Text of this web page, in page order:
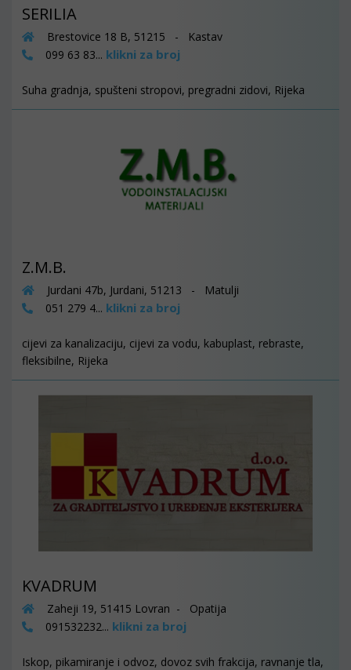
SERILIA
Brestovice 18 B, 51215 - Kastav
099 63 83... klikni za broj
Suha gradnja, spušteni stropovi, pregradni zidovi, Rijeka
Z.M.B.
Jurdani 47b, Jurdani, 51213 - Matulji
051 279 4... klikni za broj
cijevi za kanalizaciju, cijevi za vodu, kabuplast, rebraste,
fleksibilne, Rijeka
KVADRUM
Zaheji 19, 51415 Lovran - Opatija
091532232... klikni za broj
Iskop, pikamiranje i odvoz, dovoz svih frakcija, ravnanje tla,